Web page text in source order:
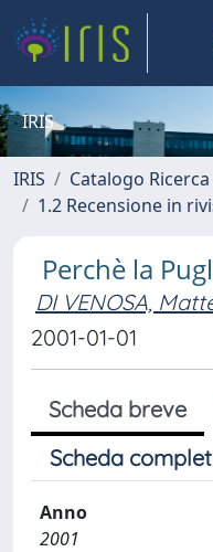
IRIS
IRIS Catalogo Ricerca
1.2 Recensione in
Perchè la
DI VENOSA,
2001-01-01
Scheda breve
Scheda
Anno
2001